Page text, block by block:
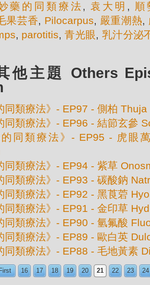
藥的同類療法 ,袁大明 , 順
果芸香, Pilocarpus, 嚴重潮熱,
, parotitis,青光眼, 乳汁分泌
他主題 Others
同類療法》- EP97 - 側柏
同類療法》- EP96 - 結節玄參
的同類療法》- EP95 - 虎眼
同類療法》- EP94 - 紫草
同類療法》- EP93 - 碳酸鈉
同類療法》- EP92 - 黑莨菪
同類療法》- EP91 - 金印草
同類療法》- EP90 - 氫氟酸
同類療法》- EP89 - 歐白英
同類療法》- EP88 - 毛地黃素
First 16 17 18 19 20 21 22 23 24